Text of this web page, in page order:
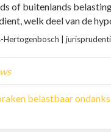
of buitenlands
welk deel van de
Hertogenbosch |
belastbaar